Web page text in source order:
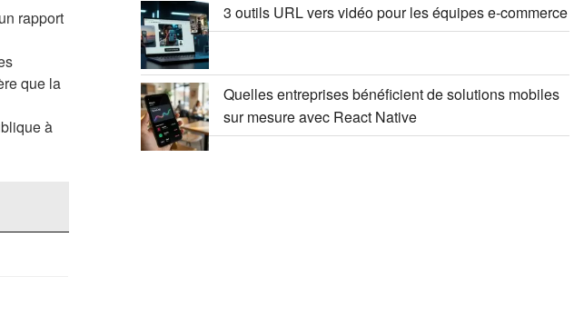
rapport
que la
à
3 outils URL vers vidéo pour les équipes e-commerce
Quelles entreprises bénéficient de solutions mobiles
sur mesure avec React Native